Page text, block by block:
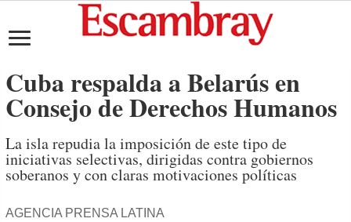
Cuba respalda a Belarús en
Consejo de Derechos Humanos
La isla repudia la imposición de este tipo de
iniciativas selectivas, dirigidas contra gobiernos
soberanos y con claras motivaciones políticas
AGENCIA PRENSA LATINA